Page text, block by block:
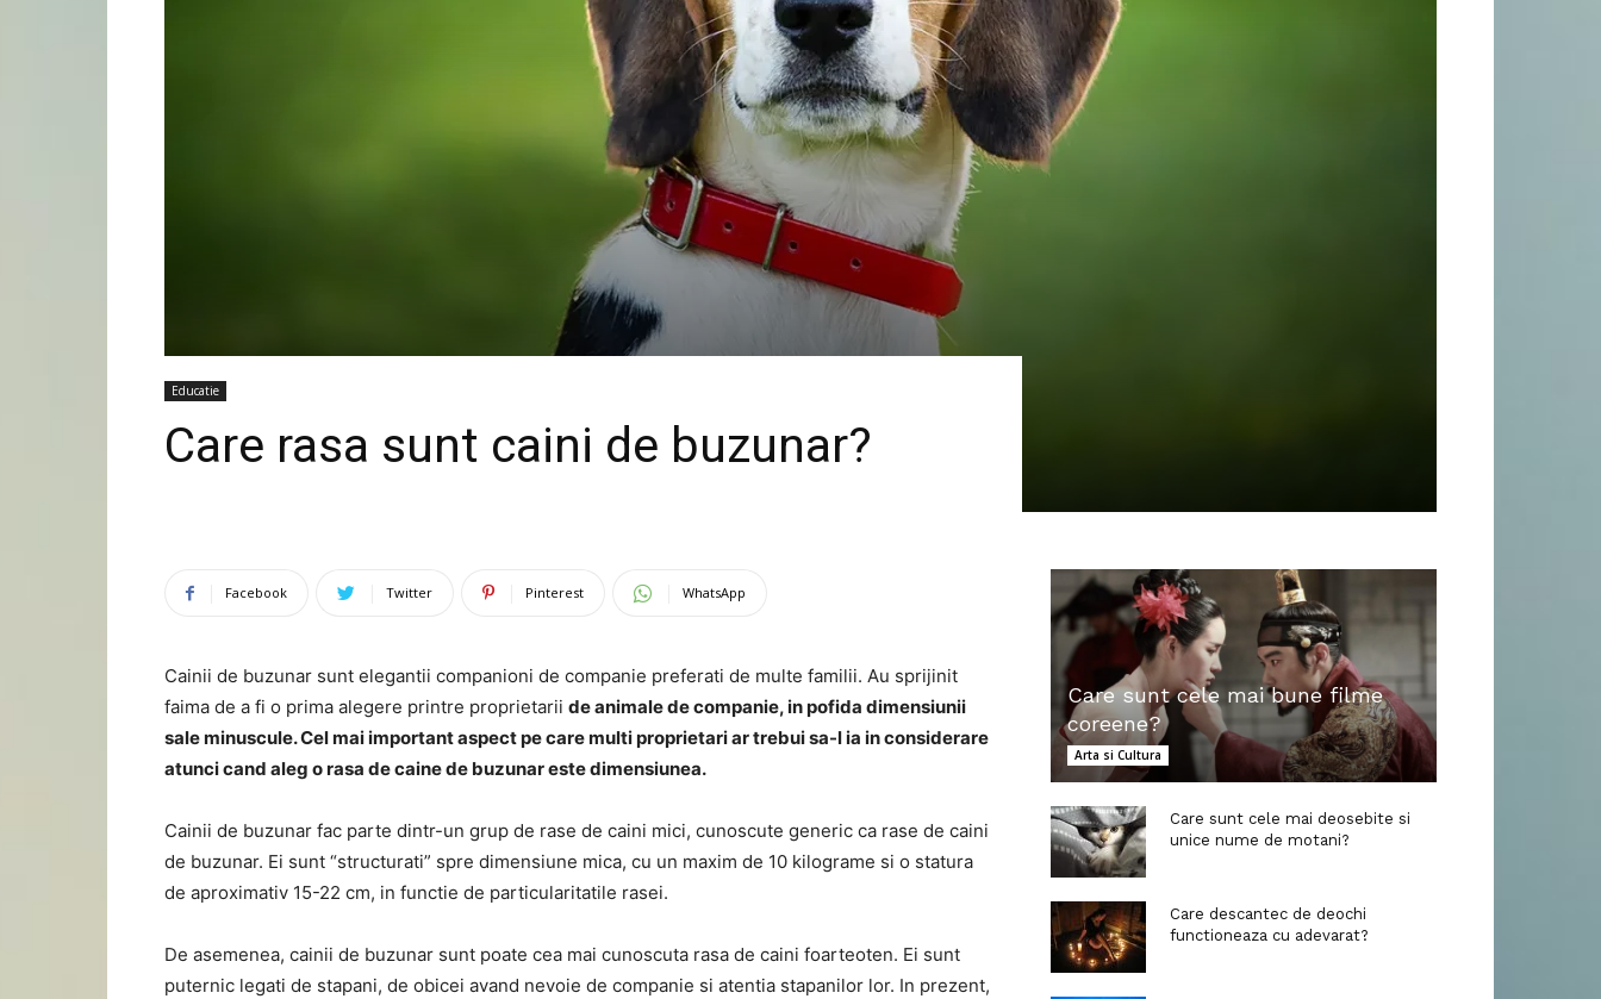
Educatie
Care rasa sunt caini de buzunar?
Facebook Twitter Pinterest WhatsApp
Cainii de buzunar sunt elegantii companioni de companie preferati de multe familii. Au sprijinit
faima de a fi o prima alegere printre proprietarii de animale de companie, in pofida dimensiunii
sale minuscule. Cel mai important aspect pe care multi proprietari ar trebui sa-l ia in considerare
atunci cand aleg o rasa de caine de buzunar este dimensiunea.
Cainii de buzunar fac parte dintr-un grup de rase de caini mici, cunoscute generic ca rase de caini
de buzunar. Ei sunt “structurati” spre dimensiune mica, cu un maxim de 10 kilograme si o statura
de aproximativ 15-22 cm, in functie de particularitatile rasei.
De asemenea, cainii de buzunar sunt poate cea mai cunoscuta rasa de caini foarteoten. Ei sunt
puternic legati de stapani, de obicei avand nevoie de companie si atentia stapanilor lor. In prezent,
Care sunt cele mai bune filme
coreene?
Arta si Cultura
Care sunt cele mai deosebite si
unice nume de motani?
Care descantec de deochi
functioneaza cu adevarat?